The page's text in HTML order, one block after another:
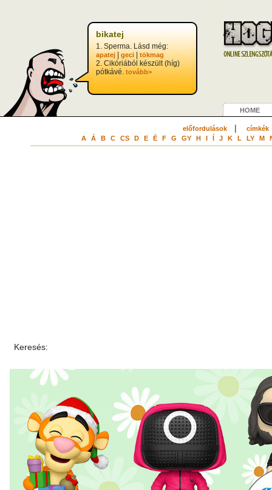
bikatej
1. Sperma. Lásd még:
apatej geci tökmag
2. Cikóriából készült (híg)
pótkávé. tovább>
HOME
előfordulások| címkék
A Á B C CS D E É F G GY H I Í J K L LY M
Keresés: